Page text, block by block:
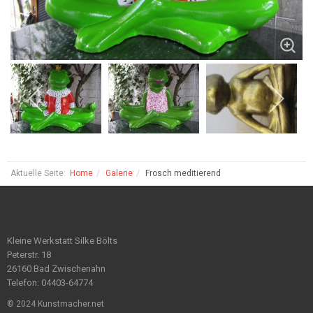
Aktuelle Seite: Home Galerie Frosch meditierend
Kleine Werkstatt Silke Bölts
Peterstr. 18
26160 Bad Zwischenahn
Telefon: 04403-64774
© 2024 Kunstmacher.net